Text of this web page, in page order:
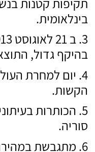
בינלאומית.
בהיקף גדול,
יום למחרת
הקשות.
הכותרות
סוריה.
מתגבשת